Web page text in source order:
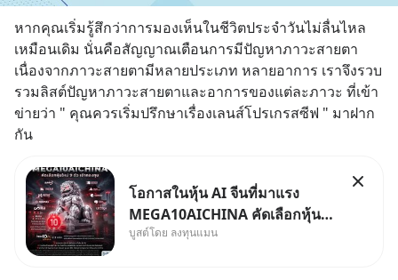
หากคุณเริ่มรู้สึกว่าการมองเห็นในชีวิตประจำวันไม่ลื่นไหล
เหมือนเดิม นั่นคือสัญญาณเตือนการมีปัญหาภาวะสายตา
เนื่องจากภาวะสายตามีหลายประเภท หลายอาการ เราจึงรวบ
รวมลิสต์ปัญหาภาวะสายตาและอาการของแต่ละภาวะ ที่เข้า
ข่ายว่า " คุณควรเริ่มปรึกษาเรื่องเลนส์โปรเกรสซีฟ " มาฝาก
กัน
โอกาสในหุ้น AI จีนที่มาแรง
MEGA10AICHINA คัดเลือกหุ้น
ใหม่ 9 ตัว เข้ากองทุน.. ครอบคลุม
บูสต์โดย ลงทุนแมน